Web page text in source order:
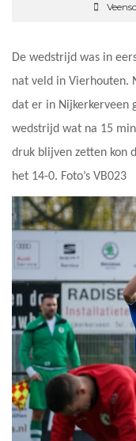
De wedstrijd was in
nat veld in Vierhouten.
dat er in Nijkerkerveen
wedstrijd wat na 15
druk blijven zetten kon
het 14-0. Foto’s VB023